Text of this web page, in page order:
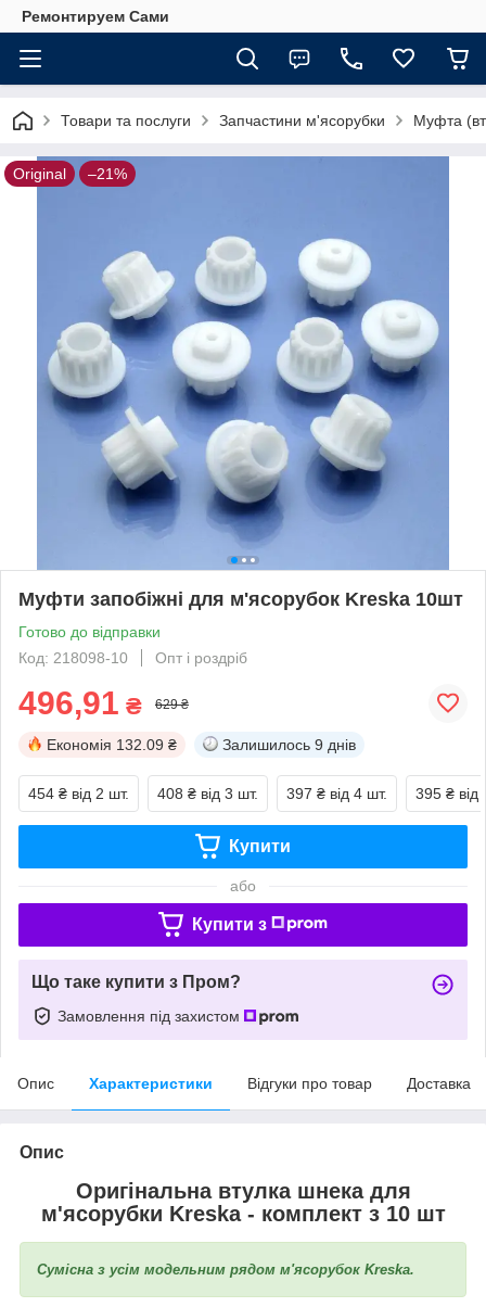
Ремонтируем Сами
Товари та послуги Запчастини м'ясорубки Муфта
Original –21%
Муфти запобіжні для м'ясорубок Kreska 10шт
Готово до відправки
Код: 218098-10
Опт і роздріб
496,91 ₴ 629 ₴
Економія 132.09 ₴ Залишилось 9 днів
454 ₴ від 2 шт. 408 ₴ від 3 шт. 397 ₴ від 4 шт. 395 ₴ від
Купити
або
Купити з
Що таке купити з Пром?
Замовлення під захистом
Опис Характеристики Відгуки про товар Доставка
Опис
Оригінальна втулка шнека для
м'ясорубки Kreska - комплект з 10 шт
Сумісна з усім модельним рядом м'ясорубок Kreska.